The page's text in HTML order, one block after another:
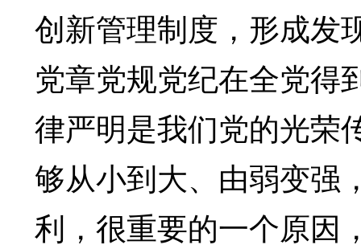
创新管理制度，形成发
党章党规党纪在全党得
律严明是我们党的光荣
够从小到大、由弱变强
利，很重要的一个原因